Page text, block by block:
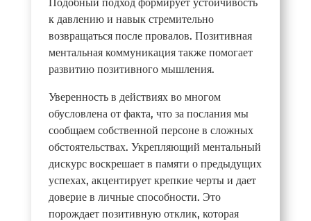
к давлению и навык стремительно
возвращаться после провалов. Позитивная
ментальная коммуникация также помогает
развитию позитивного мышления.
Уверенность в действиях во многом
обусловлена от факта, что за послания мы
сообщаем собственной персоне в сложных
обстоятельствах. Укрепляющий ментальный
дискурс воскрешает в памяти о предыдущих
успехах, акцентирует крепкие черты и дает
доверие в личные способности. Это
порождает позитивную отклик, которая